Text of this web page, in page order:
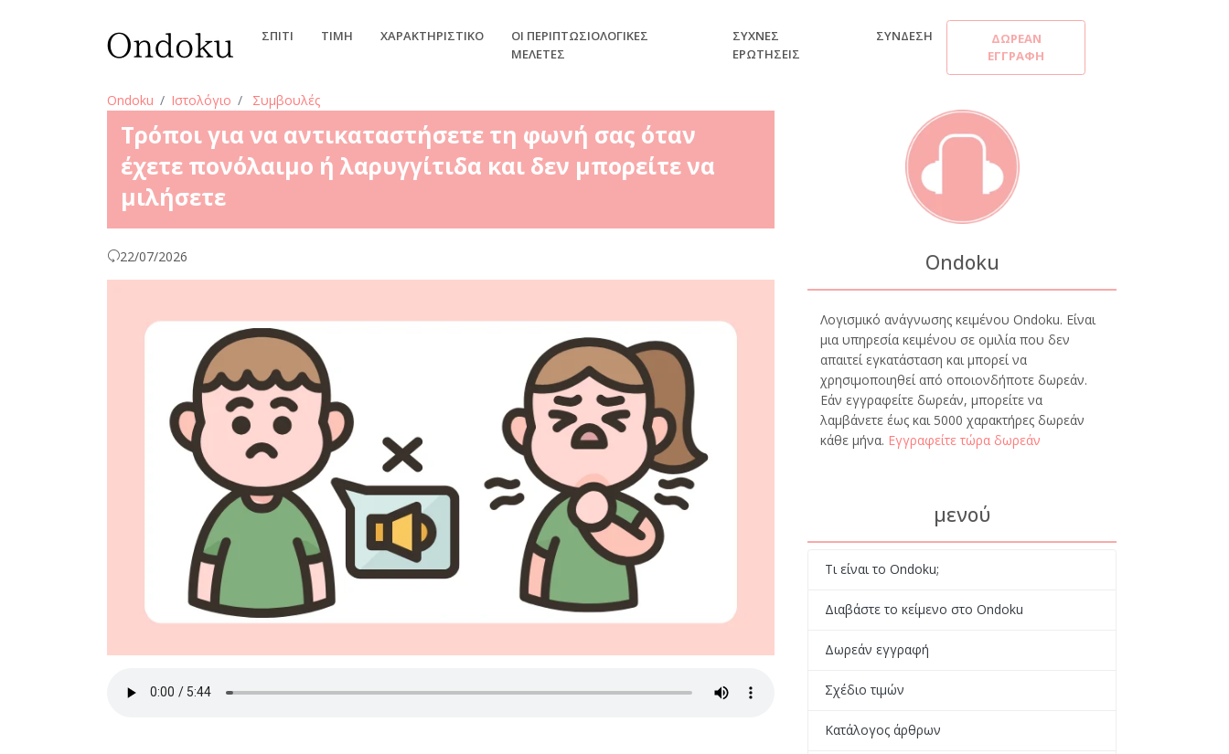
ΣΠΊΤΙ ΤΙΜΉ ΧΑΡΑΚΤΗΡΙΣΤΙΚΌ
ΟΙ ΠΕΡΙΠΤΩΣΙΟΛΟΓΙΚΈΣ
ΜΕΛΈΤΕΣ
ΣΥΧΝΈΣ
ΕΡΩΤΉΣΕΙΣ
ΣΎΝΔΕΣΗ
ΔΩΡΕΆΝ
ΕΓΓΡΑΦΉ
Ondoku Ιστολόγιο Συμβουλές
Τρόποι για να αντικαταστήσετε τη φωνή σας όταν
έχετε πονόλαιμο ή λαρυγγίτιδα και δεν μπορείτε να
μιλήσετε
22/07/2026 Ondoku
Λογισμικό ανάγνωσης κειμένου Ondoku. Είναι
μια υπηρεσία κειμένου σε ομιλία που δεν
απαιτεί εγκατάσταση και μπορεί να
χρησιμοποιηθεί από οποιονδήποτε δωρεάν.
Εάν εγγραφείτε δωρεάν, μπορείτε να
λαμβάνετε έως και 5000 χαρακτήρες δωρεάν
κάθε μήνα. Εγγραφείτε τώρα δωρεάν
μενού
Τι είναι το Ondoku;
Διαβάστε το κείμενο στο Ondoku
Δωρεάν εγγραφή
Σχέδιο τιμών
Κατάλογος άρθρων